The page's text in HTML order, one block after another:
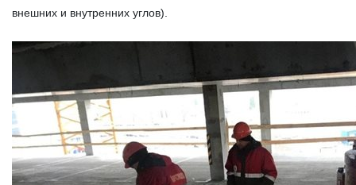
внешних и внутренних углов).